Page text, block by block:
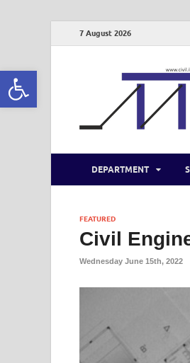
Open toolbar
7 August 2026
DEPARTMENT
FEATURED
Civil
Wednesday June 15th, 2022